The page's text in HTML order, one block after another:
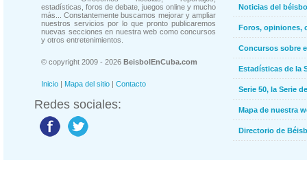
estadísticas, foros de debate, juegos online y mucho
más... Constantemente buscamos mejorar y ampliar
nuestros servicios por lo que pronto publicaremos
nuevas secciones en nuestra web como concursos
y otros entretenimientos.
© copyright 2009 - 2026 BeisbolEnCuba.com
Inicio | Mapa del sitio | Contacto
Redes sociales:
Noticias del
Foros, opiniones,
Concursos sobre
Estadísticas de la
Serie 50, la Serie
Mapa de nuestra
Directorio de